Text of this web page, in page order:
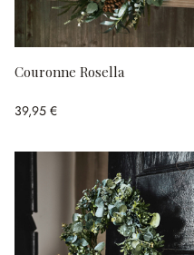
Couronne Rosella
39,95 €